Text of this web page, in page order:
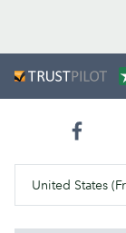
United States